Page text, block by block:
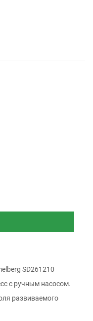
- LiqPay
SD261210
с ручным насосом.
развиваемого